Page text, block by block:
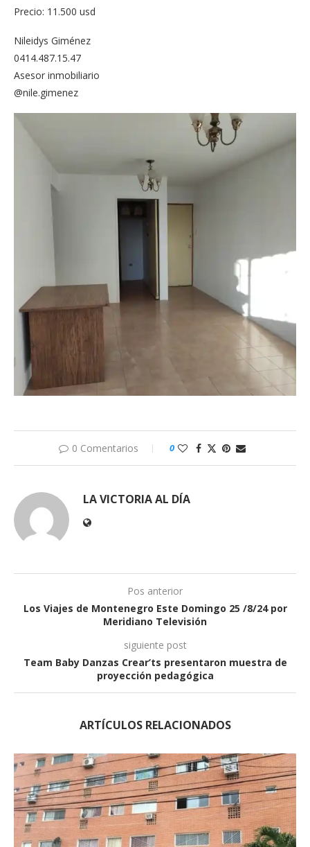
Precio: 11.500 usd
Nileidys Giménez
0414.487.15.47
Asesor inmobiliario
@nile.gimenez
0 Comentarios 0
LA VICTORIA AL DÍA
Pos anterior
Los Viajes de Montenegro Este Domingo 25 /8/24 por
Meridiano Televisión
siguiente post
Team Baby Danzas Crear’ts presentaron muestra de
proyección pedagógica
ARTÍCULOS RELACIONADOS